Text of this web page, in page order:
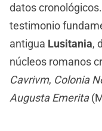
datos
testimonio
antigua Lusitania,
núcleos romanos
Cavrivm, Colonia
Augusta Emerita